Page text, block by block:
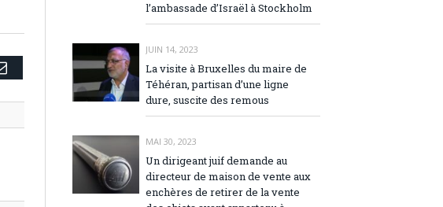
Email
l’ambassade d’Israël à Stockholm
JUIN 14, 2023
La visite à Bruxelles du maire de
Téhéran, partisan d’une ligne
dure, suscite des remous
MAI 30, 2023
Un dirigeant juif demande au
directeur de maison de vente aux
enchères de retirer de la vente